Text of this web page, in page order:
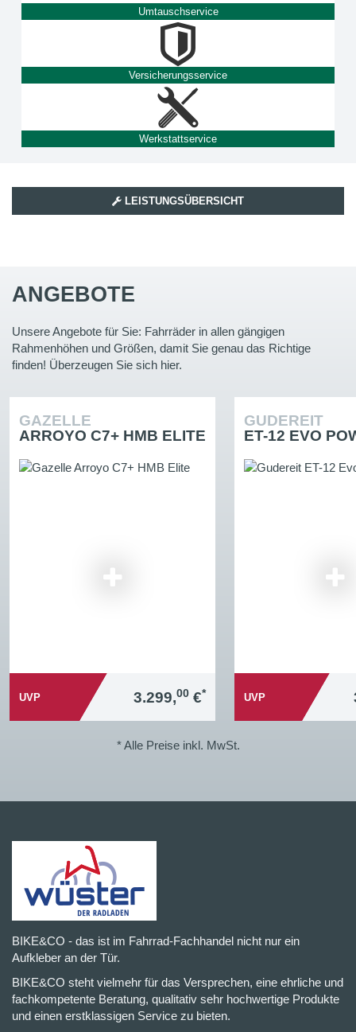
Umtauschservice
Versicherungsservice
Werkstattservice
LEISTUNGSÜBERSICHT
ANGEBOTE
Unsere Angebote für Sie: Fahrräder in allen gängigen
Rahmenhöhen und Größen, damit Sie genau das Richtige
finden! Überzeugen Sie sich hier.
GAZELLE
ARROYO C7+ HMB ELITE
UVP 3.299,00 €*
GUDEREIT
ET-12 EVO
UVP
* Alle Preise inkl. MwSt.
BIKE&CO - das ist im Fahrrad-Fachhandel nicht nur ein
Aufkleber an der Tür.
BIKE&CO steht vielmehr für das Versprechen, eine ehrliche und
fachkompetente Beratung, qualitativ sehr hochwertige Produkte
und einen erstklassigen Service zu bieten.